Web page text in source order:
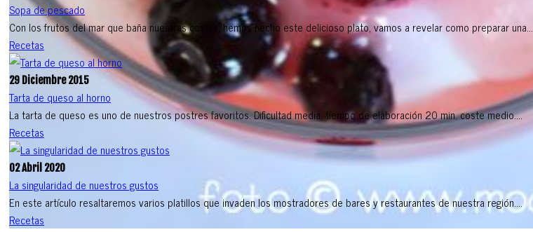
Sopa de pescado
Con los frutos del mar que baña nuestras costas, hemos hecho este delicioso plato, vamos a revelar como preparar una...
Recetas
29 Diciembre 2015
Tarta de queso al horno
La tarta de queso es uno de nuestros postres favoritos. Dificultad media, tiempo de elaboración 20 min. coste medio....
Recetas
02 Abril 2020
La singularidad de nuestros gustos
En este artículo resaltaremos varios platillos que invaden los mostradores de bares y restaurantes de nuestra región....
Recetas